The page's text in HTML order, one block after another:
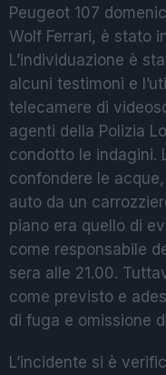
Peugeot 107
Wolf Ferrari, è stato
L’individuazione è
alcuni testimoni e
telecamere di
agenti della Polizia
condotto le indagini.
confondere le
auto da un
piano era quello di
come responsabile
sera alle 21.00.
come previsto e
di fuga e omissione
L’incidente si è